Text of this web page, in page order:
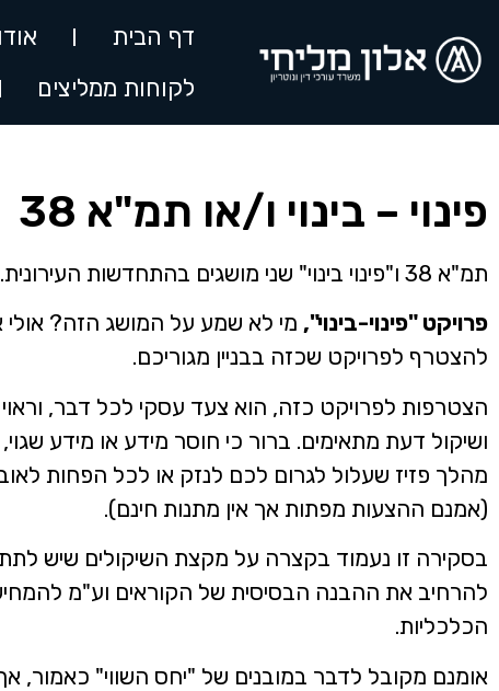
דף הבית
לקוחות ממליצים
פינוי – בינוי ו/או תמ"א 38
תמ"א 38 ו"פינוי בינוי" שני מושגים בהתחדשות העירונית. אך השוני בניהם רב.
פרויקט "פינוי-בינוי", מי לא שמע על המושג הזה? אולי
להצטרף לפרויקט שכזה בבניין מגוריכם.
הצטרפות לפרויקט כזה, הוא צעד עסקי לכל דבר, וראוי
ושיקול דעת מתאימים. ברור כי חוסר מידע או מידע
מהלך פזיז שעלול לגרום לכם לנזק או לכל הפחות
(אמנם ההצעות מפתות אך אין מתנות חינם).
בסקירה זו נעמוד בקצרה על מקצת השיקולים שיש
להרחיב את ההבנה הבסיסית של הקוראים וע"מ
הכלכליות.
אומנם מקובל לדבר במובנים של "יחס השווי" כאמור,